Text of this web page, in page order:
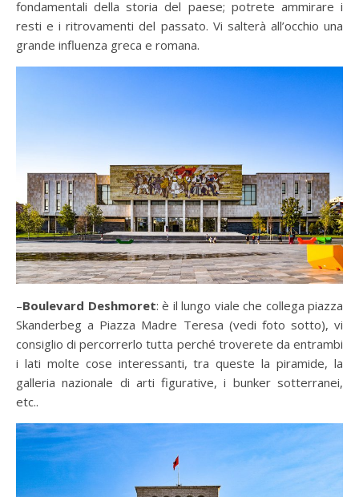
fondamentali della storia del paese; potrete ammirare i
resti e i ritrovamenti del passato. Vi salterà all’occhio una
grande influenza greca e romana.
–Boulevard Deshmoret: è il lungo viale che collega piazza
Skanderbeg a Piazza Madre Teresa (vedi foto sotto), vi
consiglio di percorrerlo tutta perché troverete da entrambi
i lati molte cose interessanti, tra queste la piramide, la
galleria nazionale di arti figurative, i bunker sotterranei,
etc..